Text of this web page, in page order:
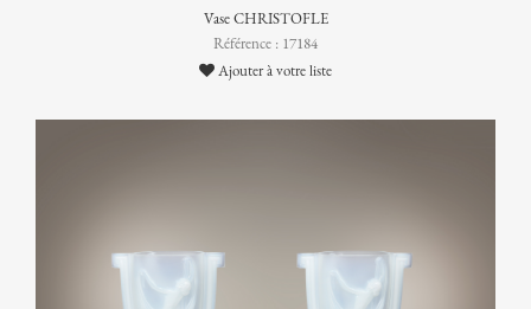
Vase CHRISTOFLE
Référence : 17184
Ajouter à votre liste